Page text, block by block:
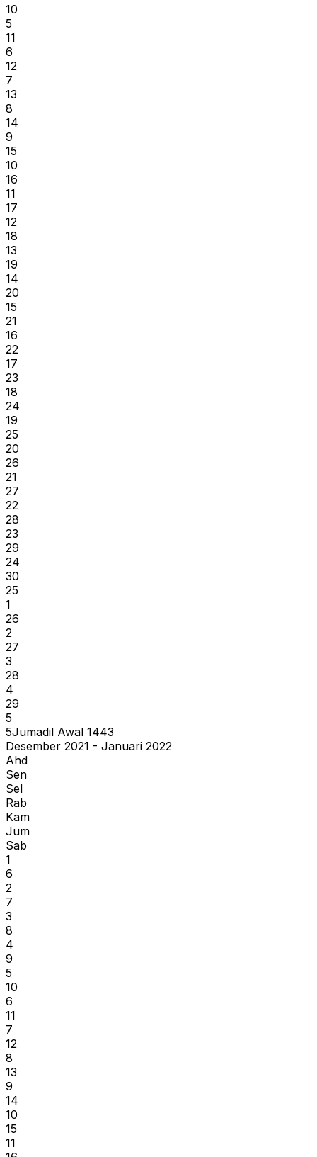
10
5
11
6
12
7
13
8
14
9
15
10
16
11
17
12
18
13
19
14
20
15
21
16
22
17
23
18
24
19
25
20
26
21
27
22
28
23
29
24
30
25
1
26
2
27
3
28
4
29
5
5Jumadil Awal 1443
Desember 2021 - Januari 2022
Ahd
Sen
Sel
Rab
Kam
Jum
Sab
1
6
2
7
3
8
4
9
5
10
6
11
7
12
8
13
9
14
10
15
11